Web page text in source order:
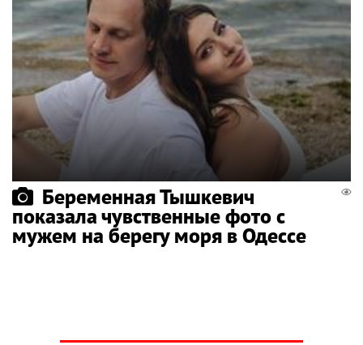
Беременная Тышкевич
показала чувственные фото с
мужем на берегу моря в Одессе